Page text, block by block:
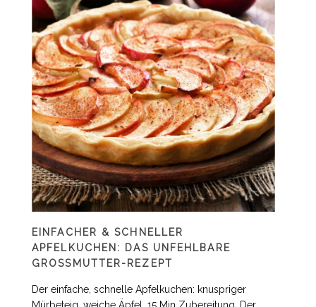
EINFACHER & SCHNELLER
APFELKUCHEN: DAS UNFEHLBARE
GROSSMUTTER-REZEPT
Der einfache, schnelle Apfelkuchen: knuspriger